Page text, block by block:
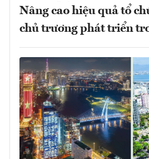
Nâng cao hiệu quả tổ
chủ trương phát triển